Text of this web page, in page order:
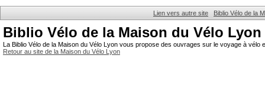
Lien vers autre site Biblio Vélo de la
Biblio Vélo de la Maison du Vélo Lyon
La Biblio Vélo de la Maison du Vélo Lyon vous propose des ouvrages sur le voyage à
Retour au site de la Maison du Vélo Lyon